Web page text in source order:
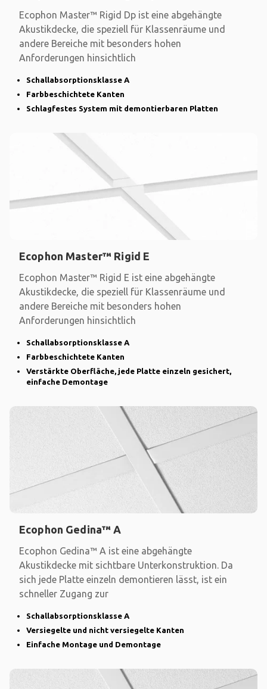
Ecophon Master™ Rigid Dp ist eine abgehängte
Akustikdecke, die speziell für Klassenräume und
andere Bereiche mit besonders hohen
Anforderungen hinsichtlich
Schallabsorptionsklasse A
Farbbeschichtete Kanten
Schlagfestes System mit demontierbaren Platten
Ecophon Master™ Rigid E
Ecophon Master™ Rigid E ist eine abgehängte
Akustikdecke, die speziell für Klassenräume und
andere Bereiche mit besonders hohen
Anforderungen hinsichtlich
Schallabsorptionsklasse A
Farbbeschichtete Kanten
Verstärkte Oberfläche, jede Platte einzeln gesichert,
einfache Demontage
Ecophon Gedina™ A
Ecophon Gedina™ A ist eine abgehängte
Akustikdecke mit sichtbare Unterkonstruktion. Da
sich jede Platte einzeln demontieren lässt, ist ein
schneller Zugang zur
Schallabsorptionsklasse A
Versiegelte und nicht versiegelte Kanten
Einfache Montage und Demontage